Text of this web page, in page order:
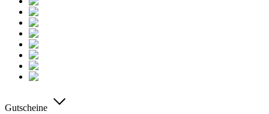
Gutscheine